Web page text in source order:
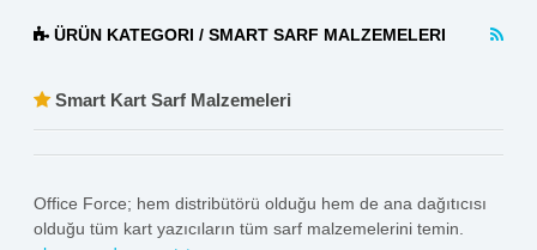
ÜRÜN KATEGORI / SMART SARF MALZEMELERI
Smart Kart Sarf Malzemeleri
Office Force; hem distribütörü olduğu hem de ana dağıtıcısı
olduğu tüm kart yazıcıların tüm sarf malzemelerini temin.